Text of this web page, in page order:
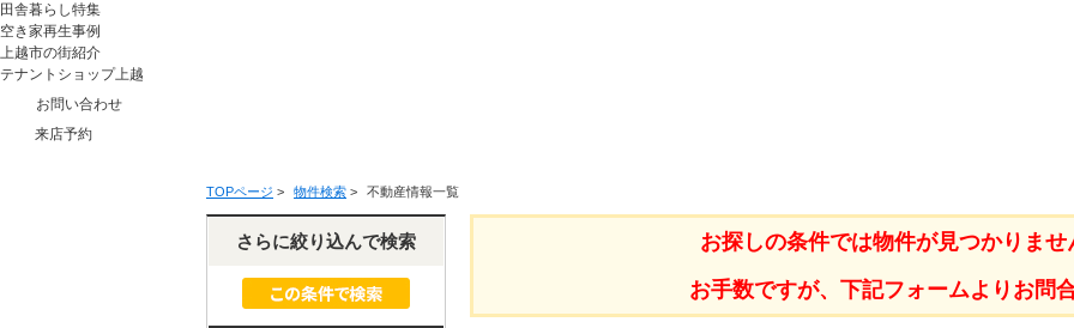
田舎暮らし特集
空き家再生事例
上越市の街紹介
テナントショップ上越
お問い合わせ
来店予約
TOPページ > 物件検索 > 不動産情報一覧
お探しの条件では物件が見つかりませ
お手数ですが、下記フォームよりお問
さらに絞り込んで検索